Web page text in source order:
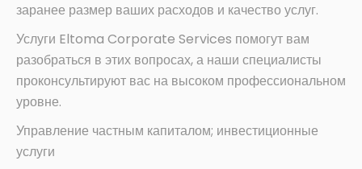
заранее размер ваших расходов и качество услуг.
Услуги Eltoma Corporate Services помогут вам
разобраться в этих вопросах, а наши специалисты
проконсультируют вас на высоком профессиональном
уровне.
Управление частным капиталом; инвестиционные
услуги